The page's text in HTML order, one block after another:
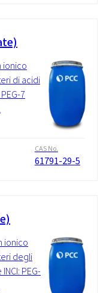
ionico
di acidi
7
CAS No.
61791-29-5
ionico
degli
PEG-